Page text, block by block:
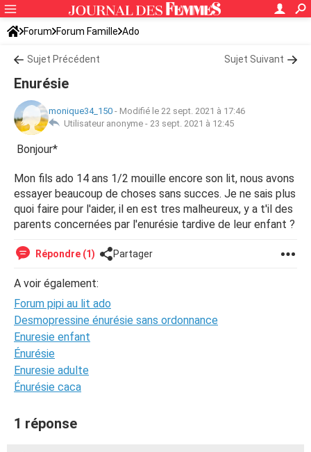
Forum Forum Famille Ado
Sujet Précédent Sujet Suivant
Enurésie
monique34_150 - Modifié le 22 sept. 2021 à 17:46
Utilisateur anonyme - 23 sept. 2021 à 12:45
Bonjour*
Mon fils ado 14 ans 1/2 mouille encore son lit, nous avons
essayer beaucoup de choses sans succes. Je ne sais plus
quoi faire pour l'aider, il en est tres malheureux, y a t'il des
parents concernées par l'enurésie tardive de leur enfant ?
Répondre (1) Partager
A voir également:
Forum pipi au lit ado
Desmopressine énurésie sans ordonnance
Enuresie enfant
Énurésie
Enuresie adulte
Énurésie caca
1 réponse